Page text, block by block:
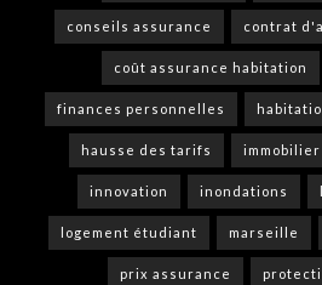
conseils assurance contrat
coût assurance habitation
finances personnelles
hausse des tarifs immobilier
innovation inondations
logement étudiant marseille
prix assurance